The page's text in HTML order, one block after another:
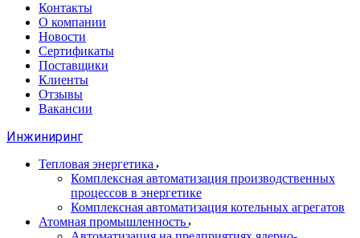
Контакты
О компании
Новости
Сертификаты
Поставщики
Клиенты
Отзывы
Вакансии
Инжиниринг
Тепловая энергетика
Комплексная автоматизация производственных
процессов в энергетике
Комплексная автоматизация котельных агрегатов
Атомная промышленность